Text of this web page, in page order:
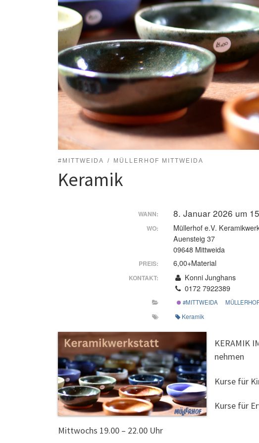
#MITTWEIDA MÜLLERHOF MITTWEIDA
Keramik
WANN: 8. Januar 2026 um
WO:
Müllerhof e.V.
Auensteig 37
09648 Mittweida
PREIS: 6,00+Material
KONTAKT:
Konni Junghans
0172 7922389
#MITTWEIDA
Keramik
KERAMIK
nehmen
Kurse für
Kurse für
Mittwochs 19.00 – 22.00 Uhr